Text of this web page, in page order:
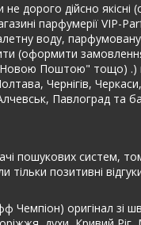
дійсно якісні
парфумерії
воду,
(оформити
Поштою" тощо) .) по
Чернігів,
Павлоград та
пошукових систем,
позитивні
Чемпіон) оригінал